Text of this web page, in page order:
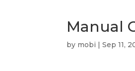
Manual
by mobi |Sep 11,